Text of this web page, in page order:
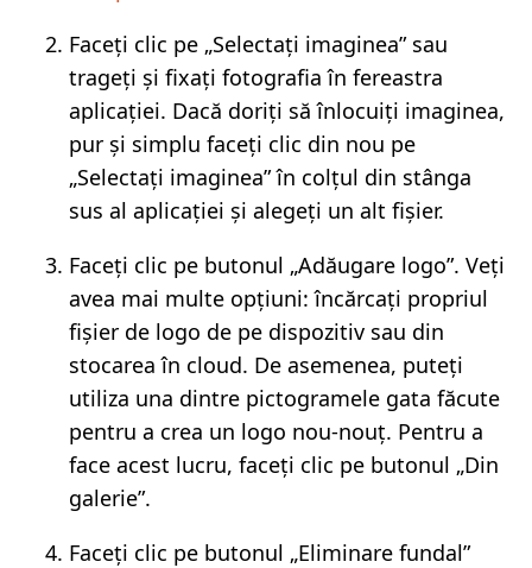
Faceți clic pe „Selectați imaginea” sau
trageți și fixați fotografia în fereastra
aplicației. Dacă doriți să înlocuiți imaginea,
pur și simplu faceți clic din nou pe
„Selectați imaginea” în colțul din stânga
sus al aplicației și alegeți un alt fișier.
Faceți clic pe butonul „Adăugare logo”. Veți
avea mai multe opțiuni: încărcați propriul
fișier de logo de pe dispozitiv sau din
stocarea în cloud. De asemenea, puteți
utiliza una dintre pictogramele gata făcute
pentru a crea un logo nou-nouț. Pentru a
face acest lucru, faceți clic pe butonul „Din
galerie”.
Faceți clic pe butonul „Eliminare fundal”